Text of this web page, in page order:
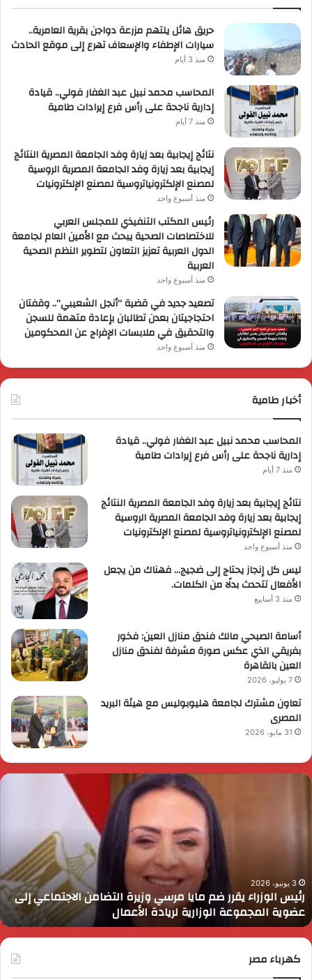
حريق هائل يلتهم مزرعة دواجن بقرية العامرية..
سيارات الإطفاء والإسعاف تهرع إلى موقع الحادث
منذ 3 أيام
المحاسب محمد نبيل عبد الغفار فولي.. قيادة
إدارية ناجحة على رأس فرع إيرادات طامية
منذ 7 أيام
نتائج إيجابية بعد زيارة وفد الجامعة المصرية النتائج
إيجابية بعد زيارة وفد الجامعة المصرية الروسية
لمصنع الإلكترونياتروسية لمصنع الإلكترونيات
منذ أسبوع واحد
رئيس المكتب التنفيذي للمجلس العربي
للاختصاصات الصحية يبحث مع الأمين العام لجامعة
الدول العربية تعزيز التعاون لتطوير النظم الصحية
العربية
منذ أسبوع واحد
تصعيد جديد في قضية “أنجل الشعيبي”.. وقفتان
احتجاجيتان بعدن تطالبان بإعادة متهمة للسجن
والتحقيق في ملابسات الإفراج عن المحكومين
منذ أسبوع واحد
أخبار طامية
المحاسب محمد نبيل عبد الغفار فولي.. قيادة
إدارية ناجحة على رأس فرع إيرادات طامية
منذ 7 أيام
نتائج إيجابية بعد زيارة وفد الجامعة المصرية النتائج
إيجابية بعد زيارة وفد الجامعة المصرية الروسية
لمصنع الإلكترونياتروسية لمصنع الإلكترونيات
منذ أسبوع واحد
ليس كل إنجاز يحتاج إلى ضجيج… فهناك من يجعل
الأفعال تتحدث بدلًا من الكلمات.
منذ 3 أسابيع
أسامة الصبحي مالك فندق منازل العين: فخور
بفريقي الذي عكس صورة مشرفة لفندق منازل
العين بالقاهرة
7 يوليو، 2026
تعاون مشترك لجامعة هليوبوليس مع هيئة البريد
المصرى
31 مايو، 2026
رئيس
التضامن
الاجتماعي
إلى
عضوية
المجموعة
الوزارية
3 يونيو، 2026
رئيس الوزراء يقرر ضم مايا مرسي وزيرة التضامن الاجتماعي إلى
عضوية المجموعة الوزارية لريادة الأعمال
كهرباء مصر